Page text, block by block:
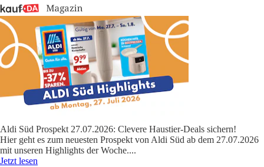
Aldi Süd Prospekt 27.07.2026: Clevere Haustier-Deals sichern!
Hier geht es zum neuesten Prospekt von Aldi Süd ab dem 27.07.2026
mit unseren Highlights der Woche....
Jetzt lesen